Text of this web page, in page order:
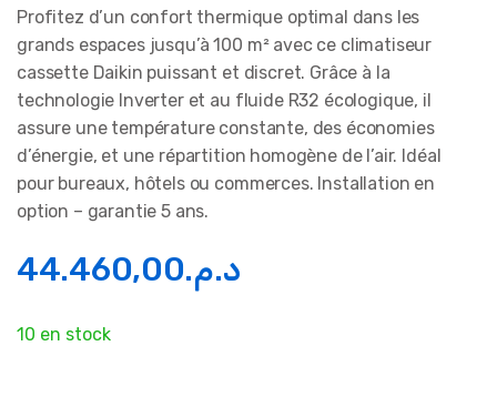
Profitez d’un confort thermique optimal dans les
grands espaces jusqu’à 100 m² avec ce climatiseur
cassette Daikin puissant et discret. Grâce à la
technologie Inverter et au fluide R32 écologique, il
assure une température constante, des économies
d’énergie, et une répartition homogène de l’air. Idéal
pour bureaux, hôtels ou commerces. Installation en
option – garantie 5 ans.
د.م.44.460,00
10 en stock